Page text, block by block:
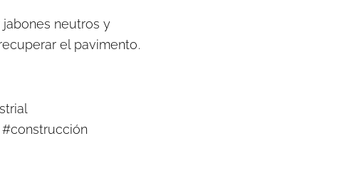
neutros y
el pavimento.